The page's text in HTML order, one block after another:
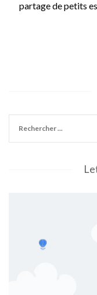
partage de petits